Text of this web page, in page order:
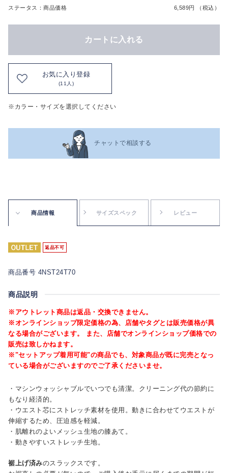
ステータス：商品価格 6,589円 （税込）
カートに入れる
お気に入り登録
(11人)
※カラー・サイズを選択してください
チャットで相談する
商品情報 サイズスペック レビュー
返品不可
商品番号 4NST24T70
商品説明
※アウトレット商品は返品・交換できません。
※オンラインショップ限定価格の為、店舗やタグとは販売価格が異
なる場合がございます。 また、店舗でオンラインショップ価格での
販売は致しかねます。
※"セットアップ着用可能"の商品でも、対象商品が既に完売となっ
ている場合がございますのでご了承くださいませ。
・マシンウォッシャブルでいつでも清潔。クリーニング代の節約に
もなり経済的。
・ウエスト芯にストレッチ素材を使用。動きに合わせてウエストが
伸縮するため、圧迫感を軽減。
・肌離れのよいメッシュ生地の膝あて。
・動きやすいストレッチ生地。
裾上げ済みのスラックスです。